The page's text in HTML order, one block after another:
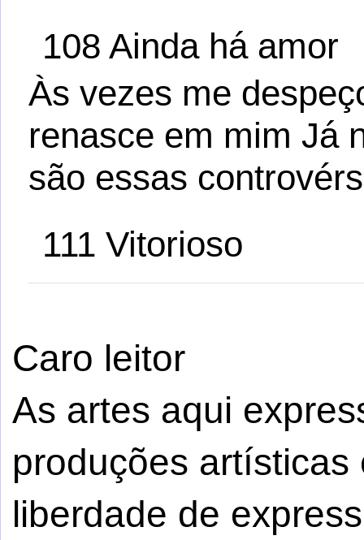
108 Ainda há amor
Às vezes me
renasce em mim Já
são essas
111 Vitorioso
Caro leitor
As artes aqui
produções artísticas
liberdade de